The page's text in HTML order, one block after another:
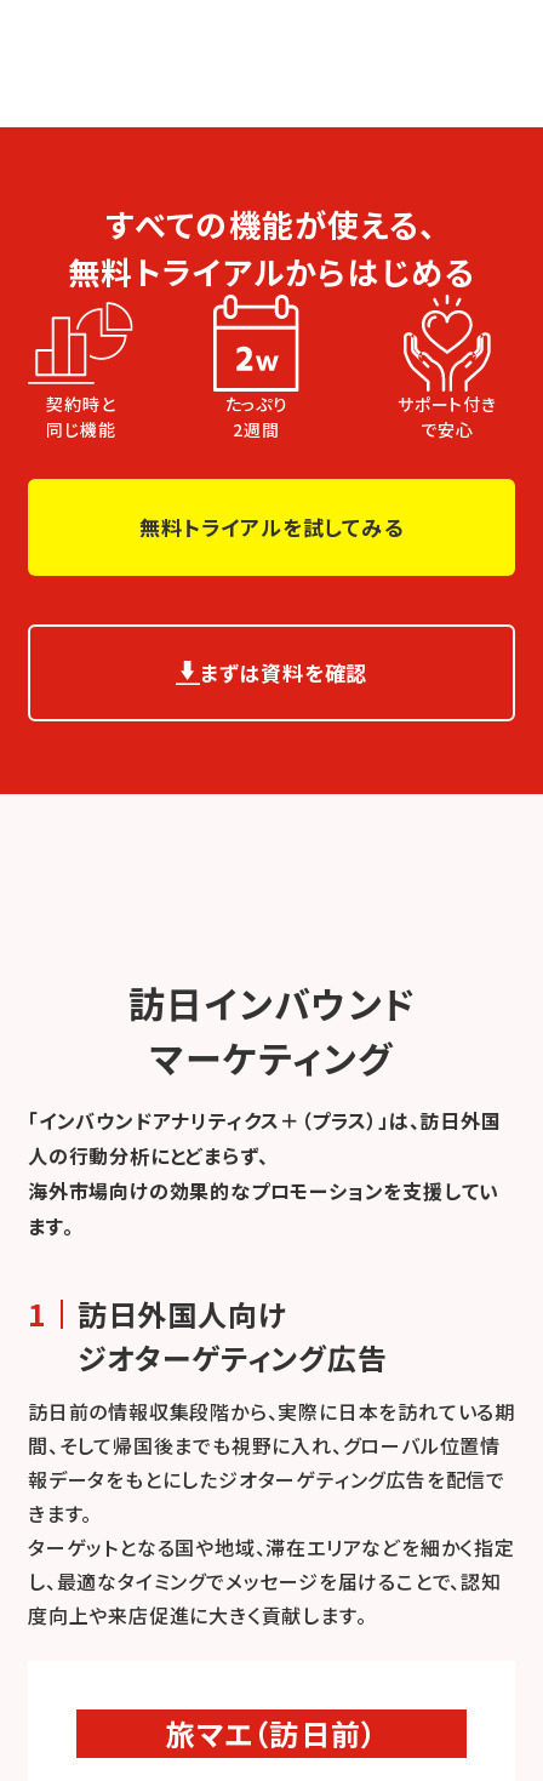
すべての機能が使える、
無料トライアルからはじめる
契約時と
同じ機能
たっぷり
2週間
サポート付き
で安心
無料トライアルを試してみる
まずは資料を確認
訪日インバウンド
マーケティング
「インバウンドアナリティクス＋（プラス）」は、訪日外国
人の行動分析にとどまらず、
海外市場向けの効果的なプロモーションを支援してい
ます。
訪日外国人向け
ジオターゲティング広告
訪日前の情報収集段階から、実際に日本を訪れている期
間、そして帰国後までも視野に入れ、グローバル位置情
報データをもとにしたジオターゲティング広告を配信で
きます。
ターゲットとなる国や地域、滞在エリアなどを細かく指定
し、最適なタイミングでメッセージを届けることで、認知
度向上や来店促進に大きく貢献します。
旅マエ（訪日前）